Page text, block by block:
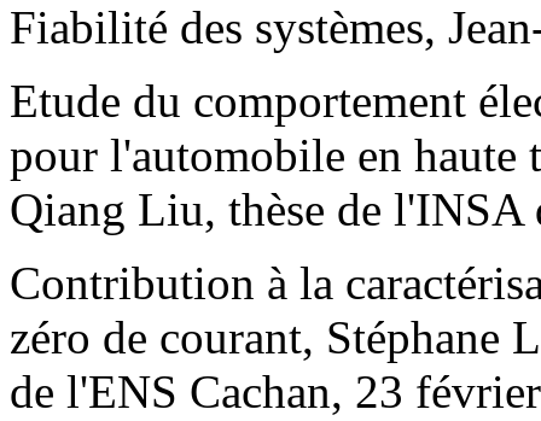
Fiabilité des systèmes,
Etude du comportement
pour l'automobile en haute
Qiang Liu, thèse de l'INSA
Contribution à la
zéro de courant, Stéphane
de l'ENS Cachan, 23